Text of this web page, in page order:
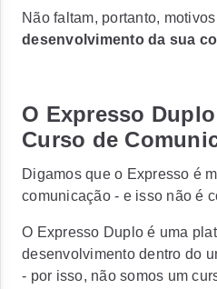
Não faltam, portanto,
desenvolvimento da sua
O Expresso
Curso de
Digamos que o Expresso é
comunicação - e isso não é
O Expresso Duplo é uma
desenvolvimento dentro do
- por isso, não somos um